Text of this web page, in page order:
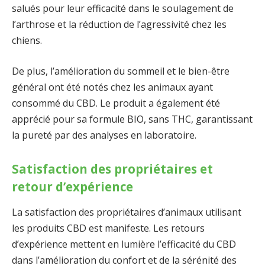
salués pour leur efficacité dans le soulagement de
l’arthrose et la réduction de l’agressivité chez les
chiens.
De plus, l’amélioration du sommeil et le bien-être
général ont été notés chez les animaux ayant
consommé du CBD. Le produit a également été
apprécié pour sa formule BIO, sans THC, garantissant
la pureté par des analyses en laboratoire.
Satisfaction des propriétaires et
retour d’expérience
La satisfaction des propriétaires d’animaux utilisant
les produits CBD est manifeste. Les retours
d’expérience mettent en lumière l’efficacité du CBD
dans l’amélioration du confort et de la sérénité des